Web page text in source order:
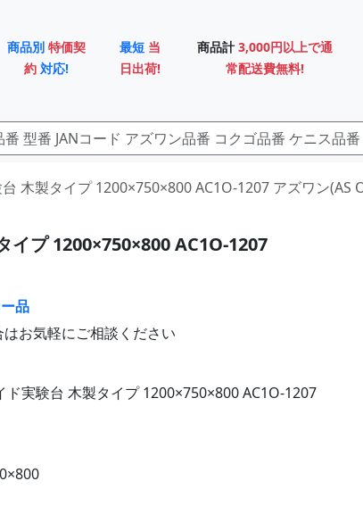
商品別 特価契
約 対応!
最短 当
日出荷!
商品計 3,000円以上で通
常配送費無料!
木製タイプ 1200×750×800 AC1O-1207 アズワン(AS
イプ 1200×750×800 AC1O-1207
品
お気軽にご相談ください
ド実験台 木製タイプ 1200×750×800 AC1O-1207